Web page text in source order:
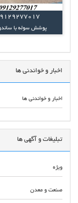
پوشش سوله با
اخبار و خواندنی ها
اخبار و خواندنی ها
تبلیغات و آگهی ها
ویژه
صنعت و معدن